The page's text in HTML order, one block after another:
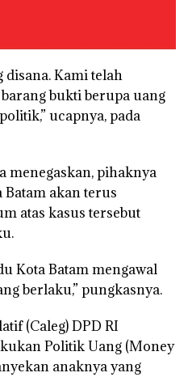
disana. Kami telah
bukti berupa uang
ucapnya, pada
menegaskan, pihaknya
akan terus
atas kasus tersebut
Kota Batam mengawal
berlaku,” pungkasnya.
(Caleg) DPD RI
Politik Uang (Money
anaknya yang